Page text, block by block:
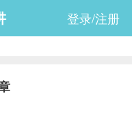
登录/注册